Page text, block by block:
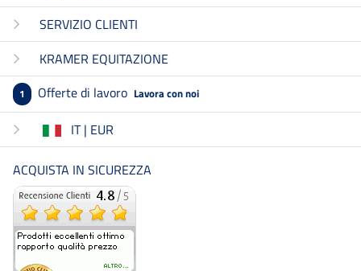
SERVIZIO CLIENTI
KRAMER EQUITAZIONE
1 Offerte di lavoro Lavora con noi
IT | EUR
ACQUISTA IN SICUREZZA